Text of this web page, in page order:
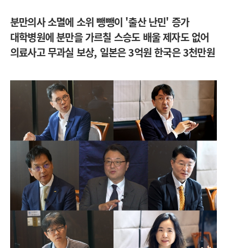
분만의사 소멸에 소위 뺑뺑이 '출산 난민' 증가
대학병원에 분만을 가르칠 스승도 배울 제자도 없어
의료사고 무과실 보상, 일본은 3억원 한국은 3천만원